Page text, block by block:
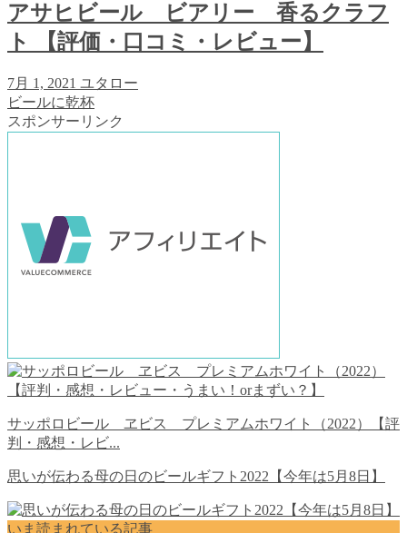
アサヒビール ビアリー 香るクラフ
ト 【評価・口コミ・レビュー】
7月 1, 2021 ユタロー
ビールに乾杯
スポンサーリンク
サッポロビール ヱビス プレミアムホワイト（2022）【評
判・感想・レビ...
思いが伝わる母の日のビールギフト2022【今年は5月8日】
いま読まれている記事